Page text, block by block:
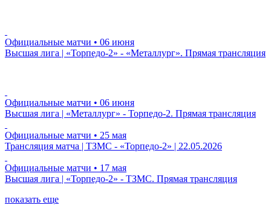
Официальные матчи • 06 июня
Высшая лига | «Торпедо-2» - «Металлург». Прямая трансляция
Официальные матчи • 06 июня
Высшая лига | «Металлург» - Торпедо-2. Прямая трансляция
Официальные матчи • 25 мая
Трансляция матча | ТЗМС - «Торпедо-2» | 22.05.2026
Официальные матчи • 17 мая
Высшая лига | «Торпедо-2» - ТЗМС. Прямая трансляция
показать еще